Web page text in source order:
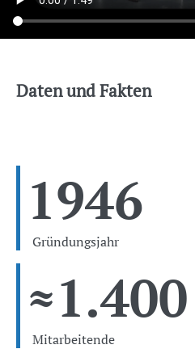
Daten und Fakten
1946
Gründungsjahr
≈1.400
Mitarbeitende